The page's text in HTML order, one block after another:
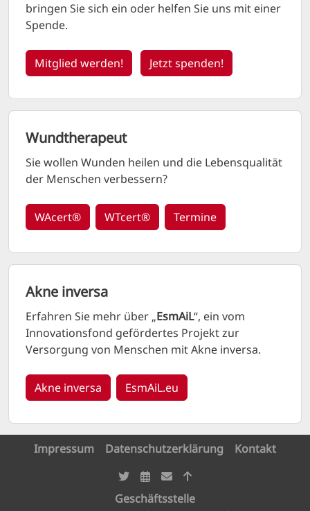
bringen Sie sich ein oder helfen Sie uns mit einer
Spende.
Mitglied werden! Jetzt spenden!
Wundtherapeut
Sie wollen Wunden heilen und die Lebensqualität
der Menschen verbessern?
WAcert® WTcert® Termine
Akne inversa
Erfahren Sie mehr über „EsmAiL“, ein vom
Innovationsfond gefördertes Projekt zur
Versorgung von Menschen mit Akne inversa.
Akne inversa EsmAiL.eu
Impressum Datenschutzerklärung Kontakt
Geschäftsstelle